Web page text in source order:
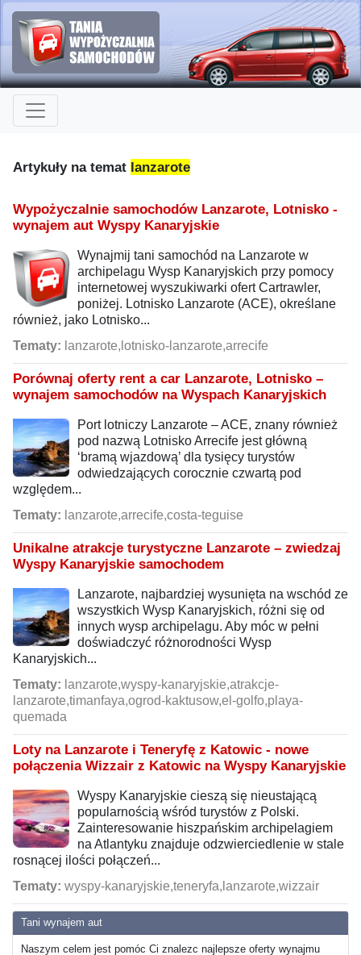
Tani wynajem aut
Naszym celem jest pomóc Ci znalezc najlepsze oferty wynajmu
Artykuły na temat lanzarote
Wypożyczalnie samochodów Lanzarote, Lotnisko -
wynajem aut Wyspy Kanaryjskie
Wynajmij tani samochód na Lanzarote w
archipelagu Wysp Kanaryjskich przy pomocy
internetowej wyszukiwarki ofert Cartrawler,
poniżej. Lotnisko Lanzarote (ACE), określane
również, jako Lotnisko...
Tematy: lanzarote,lotnisko-lanzarote,arrecife
Porównaj oferty rent a car Lanzarote, Lotnisko –
wynajem samochodów na Wyspach Kanaryjskich
Port lotniczy Lanzarote – ACE, znany również
pod nazwą Lotnisko Arrecife jest główną
‘bramą wjazdową’ dla tysięcy turystów
odwiedzających corocznie czwartą pod
względem...
Tematy: lanzarote,arrecife,costa-teguise
Unikalne atrakcje turystyczne Lanzarote – zwiedzaj
Wyspy Kanaryjskie samochodem
Lanzarote, najbardziej wysunięta na wschód ze
wszystkich Wysp Kanaryjskich, różni się od
innych wysp archipelagu. Aby móc w pełni
doświadczyć różnorodności Wysp
Kanaryjskich...
Tematy: lanzarote,wyspy-kanaryjskie,atrakcje-
lanzarote,timanfaya,ogrod-kaktusow,el-golfo,playa-
quemada
Loty na Lanzarote i Teneryfę z Katowic - nowe
połączenia Wizzair z Katowic na Wyspy Kanaryjskie
Wyspy Kanaryjskie cieszą się nieustającą
popularnością wśród turystów z Polski.
Zainteresowanie hiszpańskim archipelagiem
na Atlantyku znajduje odzwierciedlenie w stale
rosnącej ilości połączeń...
Tematy: wyspy-kanaryjskie,teneryfa,lanzarote,wizzair